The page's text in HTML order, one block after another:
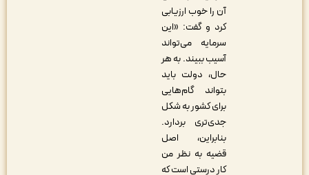
آن را خوب ارزیابی
کرد و گفت: «این
سرمایه می‌تواند
آسیب ببیند. به هر
حال، دولت باید
بتواند گام‌هایی
برای کشور به شکل
جدی‌تری بردارد.
بنابراین، اصل
قضیه به نظر من
کار درستی است که